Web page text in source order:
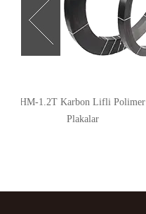
HM-1.2T Karbon Lifli Polimer
Plakalar